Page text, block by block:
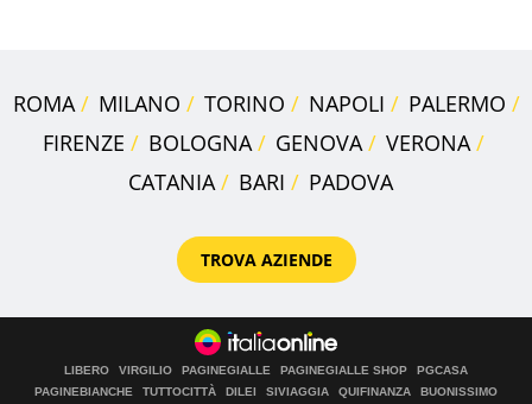
ROMA MILANO TORINO NAPOLI
PALERMO
FIRENZE
BOLOGNA GENOVA
VERONA
CATANIA
BARI PADOVA
TROVA AZIENDE
LIBERO VIRGILIO PAGINEGIALLE PAGINEGIALLE SHOP
PGCASA
PAGINEBIANCHE
TUTTOCITTÀ DILEI SIVIAGGIA QUIFINANZA
BUONISSIMO